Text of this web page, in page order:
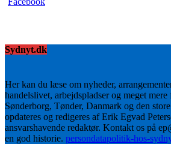
Sydnyt.dk
Her kan du læse om nyheder,
handelslivet, arbejdspladser og meget
Sønderborg, Tønder, Danmark og den
opdateres og redigeres af Erik Egvad
ansvarshavende redaktør. Kontakt os på
en god historie. persondatapolitik-hos-